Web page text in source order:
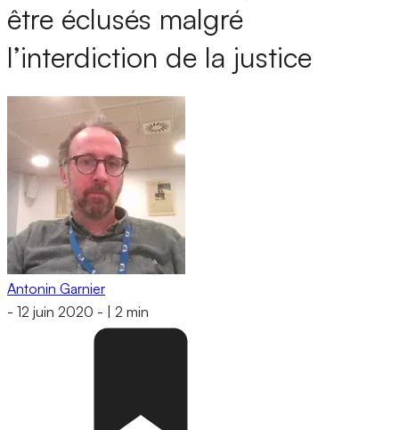
être éclusés malgré
l’interdiction de la justice
Antonin Garnier
- 12 juin 2020 - 2 min